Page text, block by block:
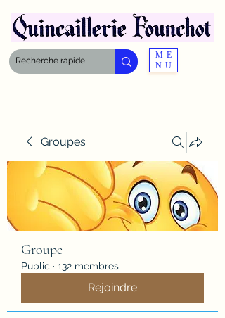
ME
NU
Groupes
Groupe
Public · 132 membres
Rejoindre